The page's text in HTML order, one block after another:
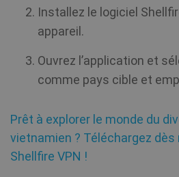
Installez le logiciel
appareil.
Ouvrez l’application et
comme pays cible et
Prêt à explorer le monde du
vietnamien ? Téléchargez dès
Shellfire VPN !